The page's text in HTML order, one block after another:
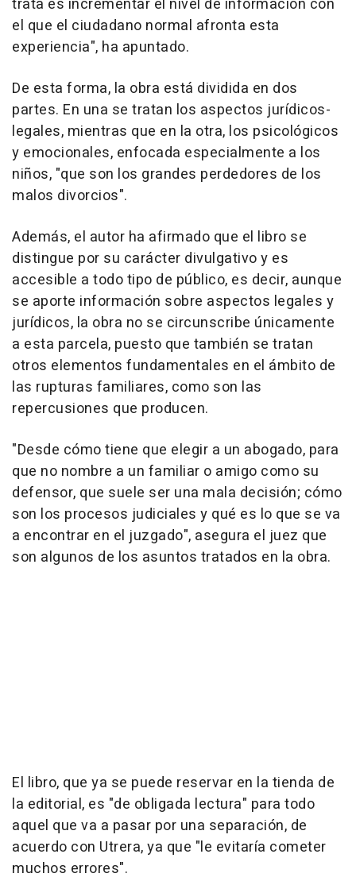
trata es incrementar el nivel de información con
el que el ciudadano normal afronta esta
experiencia", ha apuntado.
De esta forma, la obra está dividida en dos
partes. En una se tratan los aspectos jurídicos-
legales, mientras que en la otra, los psicológicos
y emocionales, enfocada especialmente a los
niños, "que son los grandes perdedores de los
malos divorcios".
Además, el autor ha afirmado que el libro se
distingue por su carácter divulgativo y es
accesible a todo tipo de público, es decir, aunque
se aporte información sobre aspectos legales y
jurídicos, la obra no se circunscribe únicamente
a esta parcela, puesto que también se tratan
otros elementos fundamentales en el ámbito de
las rupturas familiares, como son las
repercusiones que producen.
"Desde cómo tiene que elegir a un abogado, para
que no nombre a un familiar o amigo como su
defensor, que suele ser una mala decisión; cómo
son los procesos judiciales y qué es lo que se va
a encontrar en el juzgado", asegura el juez que
son algunos de los asuntos tratados en la obra.
El libro, que ya se puede reservar en la tienda de
la editorial, es "de obligada lectura" para todo
aquel que va a pasar por una separación, de
acuerdo con Utrera, ya que "le evitaría cometer
muchos errores".